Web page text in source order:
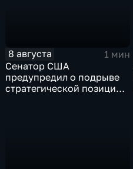
8 августа
1 мин
Сенатор США
предупредил о подрыве
стратегической позиции